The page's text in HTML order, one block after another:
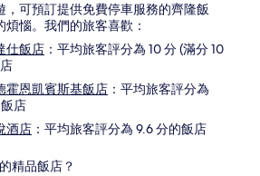
，可預訂提供免費停車服務的齊隆飯
惱。我們的旅客喜歡：
仕飯店 ：平均旅客評分為 10 分 (滿分 10
霍恩凱賓斯基飯店 ：平均旅客評分為
店
酒店 ：平均旅客評分為 9.6 分的飯店
精品飯店？